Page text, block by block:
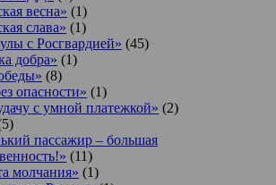
весна» (1)
слава» (1)
с Росгвардией» (45)
добра» (1)
(8)
опасности» (1)
с умной платежкой» (2)
пассажир – большая
(11)
молчания» (1)